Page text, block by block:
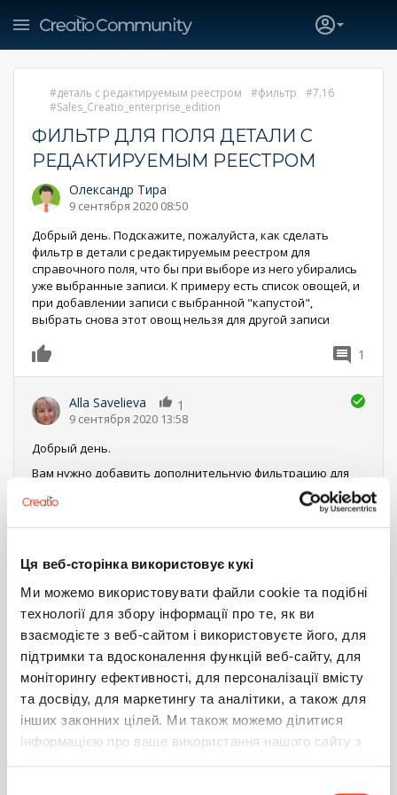
Ця веб-сторінка використовує кукі
Ми можемо використовувати файли cookie та подібні
технології для збору інформації про те, як ви
взаємодієте з веб-сайтом і використовуєте його, для
підтримки та вдосконалення функцій веб-сайту, для
моніторингу ефективності, для персоналізації вмісту
та досвіду, для маркетингу та аналітики, а також для
інших законних цілей. Ми також можемо ділитися
інформацією про ваше використання нашого сайту з
деталь с редактируемым реестром фильтр
7.16
Sales_Creatio_enterprise_edition
ФИЛЬТР ДЛЯ ПОЛЯ ДЕТАЛИ С
РЕДАКТИРУЕМЫМ РЕЕСТРОМ
Олександр Тира
9 сентября 2020 08:50
Добрый день. Подскажите, пожалуйста, как сделать
фильтр в детали с редактируемым реестром для
справочного поля, что бы при выборе из него убирались
уже выбранные записи. К примеру есть список овощей, и
при добавлении записи с выбранной "капустой",
выбрать снова этот овощ нельзя для другой записи
1
Alla Savelieva
9 сентября 2020 13:58
1
Добрый день.
Вам нужно добавить дополнительную фильтрацию для
справочного поля и отображать только те значения,
которые не используются в других записях этой детали.
Ниже привожу пример подобной фильтрации:
if (project && project.value) {
	var subFilters = Terrasoft.createFilterGroup();
		Terrasoft.ComparisonType.EQUAL, "EWBProject", project.value));
	filterGroup.addItem(this.Terrasoft.createExistsFilter("[BTProjectDisease:BTDiseaseType:Id].Id",
		subFilters));
	var subFilters1 = Terrasoft.createFilterGroup();
	subFilters1.addItem(Terrasoft.createColumnFilterWithParameter(
		Terrasoft.ComparisonType.EQUAL, "ProjectSpecification", this.get("MasterRecordId")));
[SpecificationByDiseaseType:DiseaseType:Id].Id",